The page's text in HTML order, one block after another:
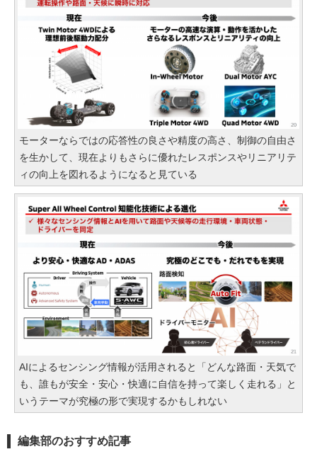
モーターならではの応答性の良さや精度の高さ、制御の自由さ
を生かして、現在よりもさらに優れたレスポンスやリニアリテ
ィの向上を図れるようになると見ている
AIによるセンシング情報が活用されると「どんな路面・天気で
も、誰もが安全・安心・快適に自信を持って楽しく走れる」と
いうテーマが究極の形で実現するかもしれない
編集部のおすすめ記事